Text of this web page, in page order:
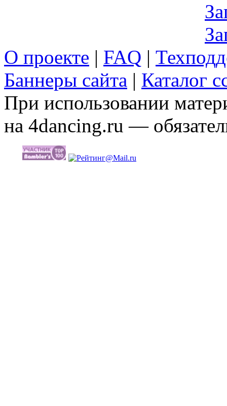
О проекте | FAQ |
Баннеры сайта | Каталог
При использовании
на 4dancing.ru —